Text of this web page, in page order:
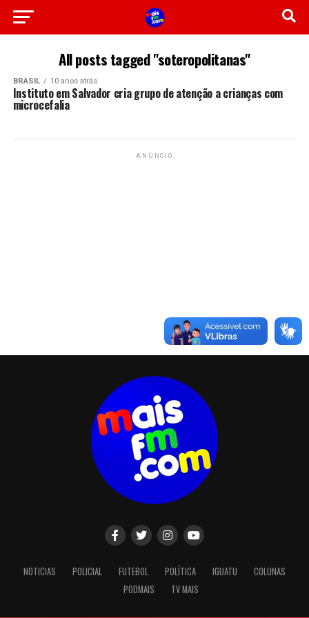
All posts tagged "soteropolitanas"
BRASIL 10 anos atrás
Instituto em Salvador cria grupo de atenção a crianças com
microcefalia
ANÚNCIO
NOTICIAS POLICIAL FUTEBOL POLÍTICA IGUATU
COLUNAS
PODMAIS
TV MAIS